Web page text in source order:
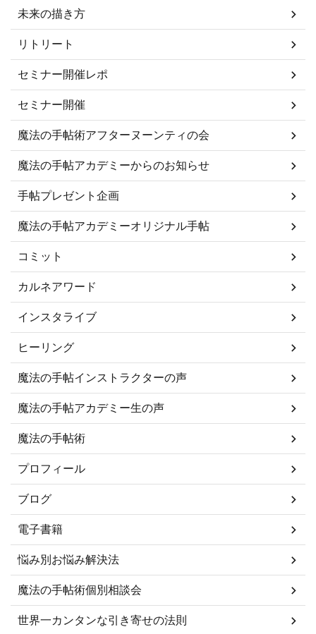
未来の描き方
リトリート
セミナー開催レポ
セミナー開催
魔法の手帖術アフターヌーンティの会
魔法の手帖アカデミーからのお知らせ
手帖プレゼント企画
魔法の手帖アカデミーオリジナル手帖
コミット
カルネアワード
インスタライブ
ヒーリング
魔法の手帖インストラクターの声
魔法の手帖アカデミー生の声
魔法の手帖術
プロフィール
ブログ
電子書籍
悩み別お悩み解決法
魔法の手帖術個別相談会
世界一カンタンな引き寄せの法則